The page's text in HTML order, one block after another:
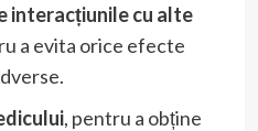
interacțiunile cu alte
a evita orice efecte
, pentru a obține